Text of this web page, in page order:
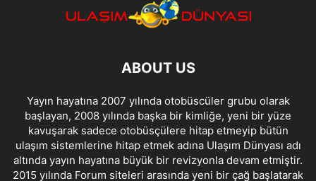
ABOUT US
Yayın hayatına 2007 yılında otobüscüler grubu olarak
başlayan, 2008 yılında başka bir kimliğe, yeni bir yüze
kavuşarak sadece otobüsçülere hitap etmeyip bütün
ulaşım sistemlerine hitap etmek adına Ulaşım Dünyası adı
altında yayın hayatına büyük bir revizyonla devam etmiştir.
2015 yılında Forum siteleri arasında yeni bir çağ başlatarak